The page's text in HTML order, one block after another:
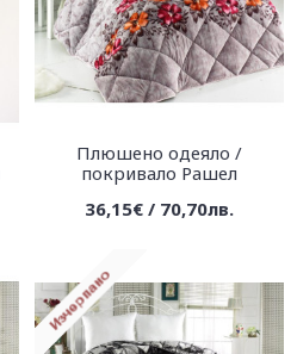
Плюшено одеяло /
покривало Рашел
36,15€ / 70,70лв.